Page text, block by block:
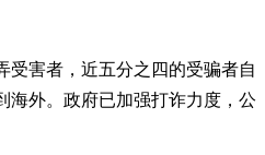
受害者，近五分之四的受骗者自
海外。政府已加强打诈力度，公